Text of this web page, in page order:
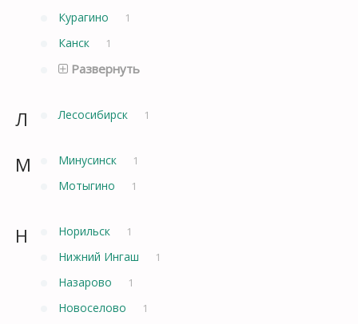
Курагино 1
Канск 1
Развернуть
Л Лесосибирск 1
М Минусинск 1
Мотыгино 1
Н Норильск 1
Нижний Ингаш 1
Назарово 1
Новоселово 1